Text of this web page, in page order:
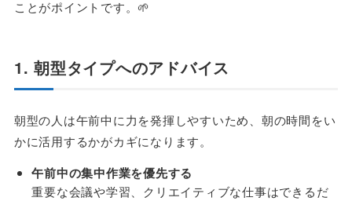
ことがポイントです。🌱
1. 朝型タイプへのアドバイス
朝型の人は午前中に力を発揮しやすいため、朝の時間をい
かに活用するかがカギになります。
午前中の集中作業を優先する
重要な会議や学習、クリエイティブな仕事はできるだ